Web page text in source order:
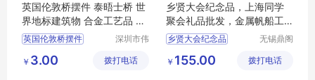
英国伦敦桥摆件 泰晤士桥 世
界地标建筑物 合金工艺品 家
居摆件
英国伦敦桥摆件
合金工艺品
深圳市伟
品有限公
￥ 3.00 拨打电话
乡贤大会纪念品，上海同学
聚会礼品批发，金属帆船工
艺品摆件
乡贤大会纪念品
金属帆船工艺品摆件
无锡鼎阁
限公司
￥ 155.00 拨打电话